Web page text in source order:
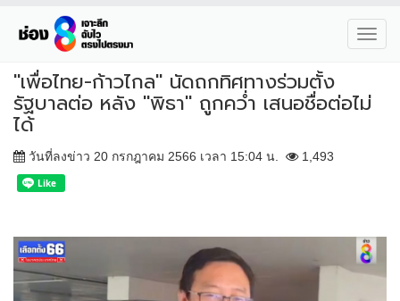
"เพื่อไทย-ก้าวไกล" นัดถกทิศทางร่วมตั้ง
รัฐบาลต่อ หลัง "พิธา" ถูกคว่ำ เสนอชื่อต่อไม่
ได้
วันที่ลงข่าว 20 กรกฎาคม 2566 เวลา 15:04 น. 1,493